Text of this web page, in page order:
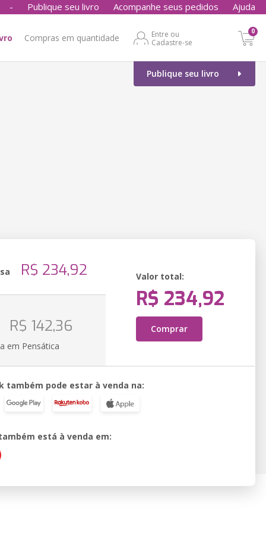
- Publique seu livro Acompanhe seus pedidos Ajuda
Compras em quantidade
Entre ou
Cadastre-se
0
Publique seu livro
R$ 234,92 Valor total:
R$ 234,92
Comprar
R$ 142,36
em Pensática
também pode estar à venda na:
está à venda em: